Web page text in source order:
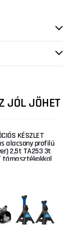
JÓL JÖHET
KÉSZLET
alacsony profilú
2,5t TA253 3t
támasztékokkal